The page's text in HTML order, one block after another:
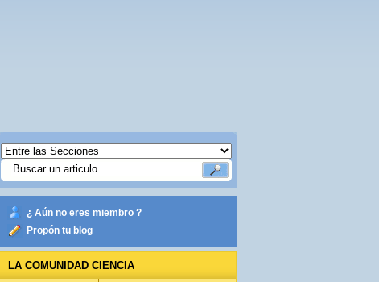
¿ Aún no eres miembro ?
Propón tu blog
LA COMUNIDAD CIENCIA